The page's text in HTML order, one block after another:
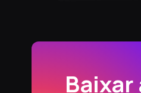
Baixar